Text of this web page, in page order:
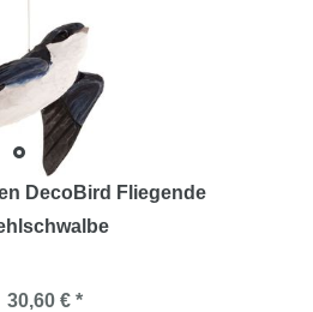
DecoBird Fliegende
30,60 € *